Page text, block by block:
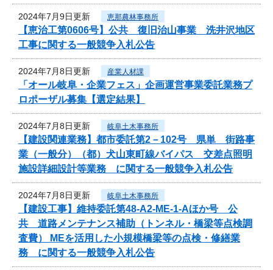
2024年7月9日更新 恵那農林事務所
【恵治工第0606号】公共 復旧治山事業 洗井沢地区
工事に関する一般競争入札公告
2024年7月8日更新 産業人材課
「オール岐阜・企業フェス」企画運営事業委託業務プ
ロポーザル募集【選定結果】
2024年7月8日更新 岐阜土木事務所
【建設関連業務】都市委託第2－102号 県単 街路事
業（一般分）（都）犬山東町線バイパス 交差点照明
施設詳細設計等業務 に関する一般競争入札公告
2024年7月8日更新 岐阜土木事務所
【建設工事】維持委託第48-A2-ME-1-Aほか号 公
共 道路メンテナンス補助（トンネル・橋梁等点検調
査費） MEを活用した小規模橋梁等の点検・修繕業
務 に関する一般競争入札公告